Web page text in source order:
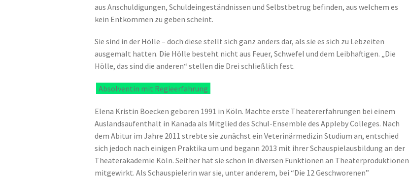
aus Anschuldigungen, Schuldeingeständnissen und Selbstbetrug befinden, aus welchem es
kein Entkommen zu geben scheint.
Sie sind in der Hölle – doch diese stellt sich ganz anders dar, als sie es sich zu Lebzeiten
ausgemalt hatten. Die Hölle besteht nicht aus Feuer, Schwefel und dem Leibhaftigen. „Die
Hölle, das sind die anderen“ stellen die Drei schließlich fest.
Absolventin mit Regieerfahrung
Elena Kristin Boecken geboren 1991 in Köln. Machte erste Theatererfahrungen bei einem
Auslandsaufenthalt in Kanada als Mitglied des Schul-Ensemble des Appleby Colleges. Nach
dem Abitur im Jahre 2011 strebte sie zunächst ein Veterinärmedizin Studium an, entschied
sich jedoch nach einigen Praktika um und begann 2013 mit ihrer Schauspielausbildung an der
Theaterakademie Köln. Seither hat sie schon in diversen Funktionen an Theaterproduktionen
mitgewirkt. Als Schauspielerin war sie, unter anderem, bei “Die 12 Geschworenen”